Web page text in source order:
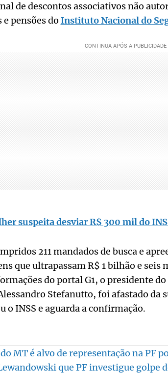
de descontos associativos não
pensões do Instituto Nacional do
suspeita desviar R$ 300 mil do
211 mandados de busca e
que ultrapassam R$ 1 bilhão e
do portal G1, o presidente
Stefanutto, foi afastado da
o INSS e aguarda a confirmação.
MT é alvo de representação na PF
que PF investigue golpe